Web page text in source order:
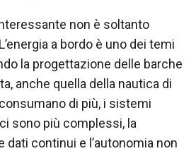
non è soltanto
a bordo è uno dei temi
la progettazione delle barche
anche quella della nautica di
di più, i sistemi
sono più complessi, la
dati continui e l’autonomia non